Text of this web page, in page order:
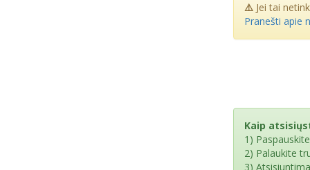
⚠️ Jei tai
Pranešti apie
Kaip
1)
2) Palaukite
3)